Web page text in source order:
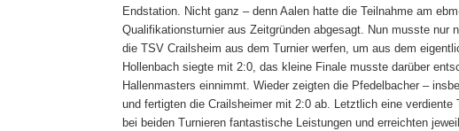
Endstation. Nicht ganz – denn Aalen hatte die Teilnahme am
Qualifikationsturnier aus Zeitgründen abgesagt. Nun musste nur
die TSV Crailsheim aus dem Turnier werfen, um aus dem
Hollenbach siegte mit 2:0, das kleine Finale musste darüber
Hallenmasters einnimmt. Wieder zeigten die Pfedelbacher –
und fertigten die Crailsheimer mit 2:0 ab. Letztlich eine
bei beiden Turnieren fantastische Leistungen und erreichten